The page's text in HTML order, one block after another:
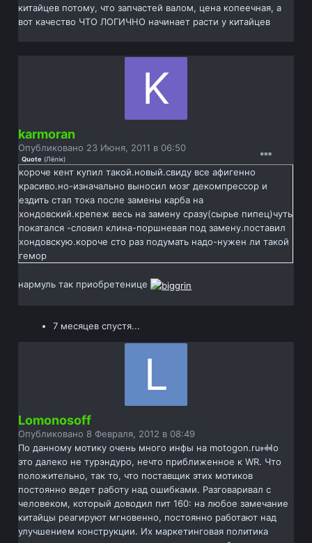
китайцев потому, что запчастей валом, цена копеечная, а
вот качество ЧТО ЛОГИЧНО начинает расти у китайцев
karmoran
Опубликовано 23 Июня, 2011 в 06:50
Quote (Лёлiк)
короче кент купил такой.новый.свиду все афигенно
красиво.но-изначально выносил мозг декомпрессор и
ездить стал тока после замены карба на
хондовский.крепеж весь на замену сразу(сырье пипец)чуть
покатался -словил клина-поршневая под замену.поставил
хондовскую.короче сто раз подумать надо-нужен ли такой
гемор
нармуль так приобретенице
7 месяцев спустя...
Lomonosoff
Опубликовано 8 Февраля, 2012 в 08:49
По данному мотику очень много инфы на motogon.ru. Но
это далеко не турэндуро, нечто приближенное к WR. Что
положительно, так то, что поставщик этих мотиков
постоянно ведет работу над ошибками. Разговаривал с
человеком, который доводил пит 160: на любое замечание
китайцы реагируют мгновенно, постоянно работают над
улучшением конструкции. Их маркетинговая политика